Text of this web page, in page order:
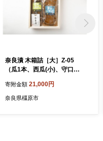
奈良漬 木箱詰［大］Z-05
（瓜1本、西瓜(小)、守口大
つ真空パックにしてお届け
寄附金額 21,000円
奈良県橿原市